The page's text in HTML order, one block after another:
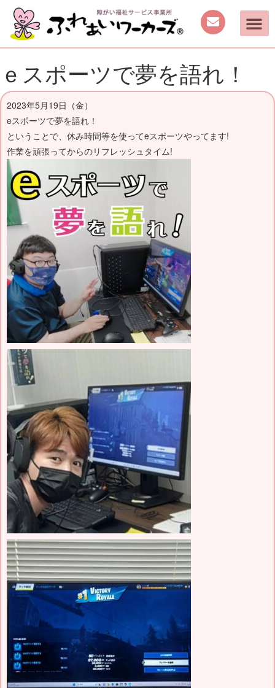
ｅスポーツで夢を語れ！
2023年5月19日（金）
eスポーツで夢を語れ！
ということで、休み時間等を使ってeスポーツやってます!
作業を頑張ってからのリフレッシュタイム!